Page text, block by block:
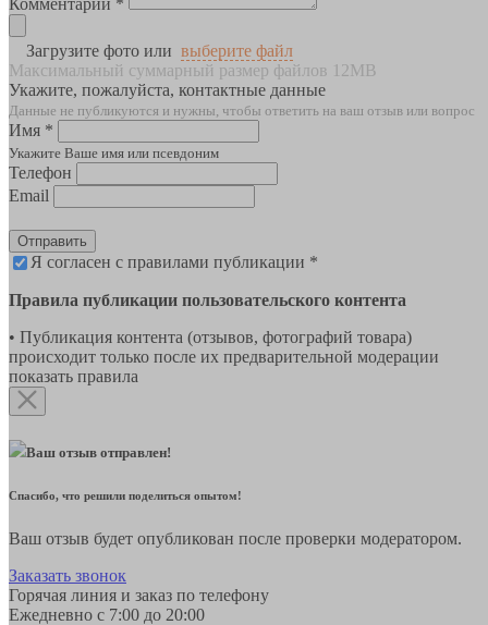
Загрузите фото или выберите файл
Максимальный суммарный размер файлов 12MB
Укажите, пожалуйста, контактные данные
Данные не публикуются и нужны, чтобы ответить на ваш отзыв или вопрос
Имя *
Укажите Ваше имя или псевдоним
Телефон
Email
Отправить
Я согласен с правилами публикации *
Правила публикации пользовательского контента
• Публикация контента (отзывов, фотографий товара)
происходит только после их предварительной модерации
показать правила
Ваш отзыв отправлен!
Спасибо, что решили поделиться опытом!
Ваш отзыв будет опубликован после проверки модератором.
Заказать звонок
Горячая линия и заказ по телефону
Ежедневно с 7:00 до 20:00